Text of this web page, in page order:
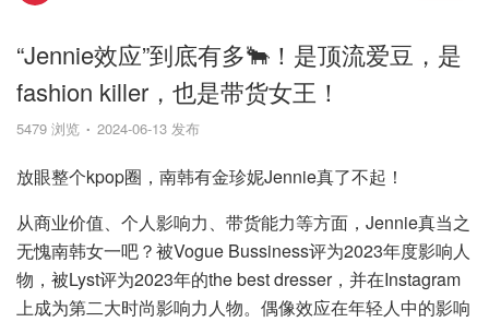
“Jennie效应”到底有多🐂！是顶流爱豆，是
fashion killer，也是带货女王！
5479 浏览 2024-06-13 发布
放眼整个kpop圈，南韩有金珍妮Jennie真了不起！
从商业价值、个人影响力、带货能力等方面，Jennie真当之
无愧南韩女一吧？被Vogue Bussiness评为2023年度影响人
物，被Lyst评为2023年的the best dresser，并在Instagram
上成为第二大时尚影响力人物。偶像效应在年轻人中的影响